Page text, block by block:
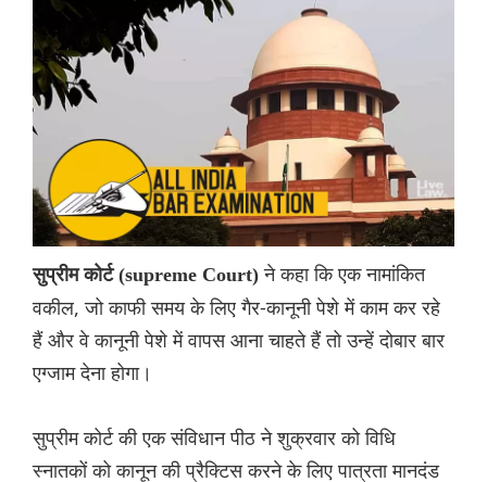
सुप्रीम कोर्ट (supreme Court)ने कहा कि एक नामांकित
वकील, जो काफी समय के लिए गैर-कानूनी पेशे में काम कर रहे
हैं और वे कानूनी पेशे में वापस आना चाहते हैं तो उन्हें दोबार बार
एग्जाम देना होगा।
सुप्रीम कोर्ट की एक संविधान पीठ ने शुक्रवार को विधि
स्नातकों को कानून की प्रैक्टिस करने के लिए पात्रता मानदंड